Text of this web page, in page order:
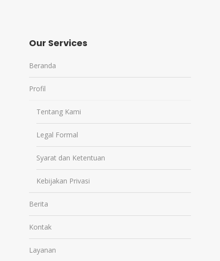
Our Services
Beranda
Profil
Tentang Kami
Legal Formal
Syarat dan Ketentuan
Kebijakan Privasi
Berita
Kontak
Layanan